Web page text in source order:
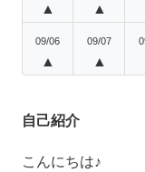
▲ ▲
09/06
▲
09/07
▲
自己紹介
こんにちは♪